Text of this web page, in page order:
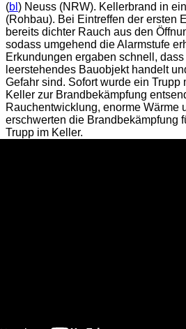
(bl ) Neuss (NRW). Kellerbrand in
(Rohbau). Bei Eintreffen der ersten
bereits dichter Rauch aus den
sodass umgehend die Alarmstufe
Erkundungen ergaben schnell,
leerstehendes Bauobjekt handelt
Gefahr sind. Sofort wurde ein Trupp
Keller zur Brandbekämpfung
Rauchentwicklung, enorme Wärme
erschwerten die Brandbekämpfung
Trupp im Keller.